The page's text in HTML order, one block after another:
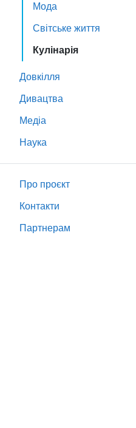
Мода
Світське життя
Кулінарія
Довкілля
Дивацтва
Медіа
Наука
Про проєкт
Контакти
Партнeрам